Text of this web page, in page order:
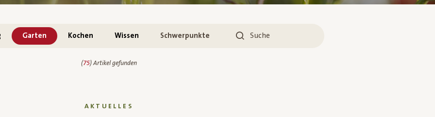
Garten Kochen Wissen Schwerpunkte
Suche
(75) Artikel gefunden
AKTUELLES